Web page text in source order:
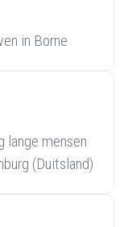
in Borne
lange mensen
(Duitsland)